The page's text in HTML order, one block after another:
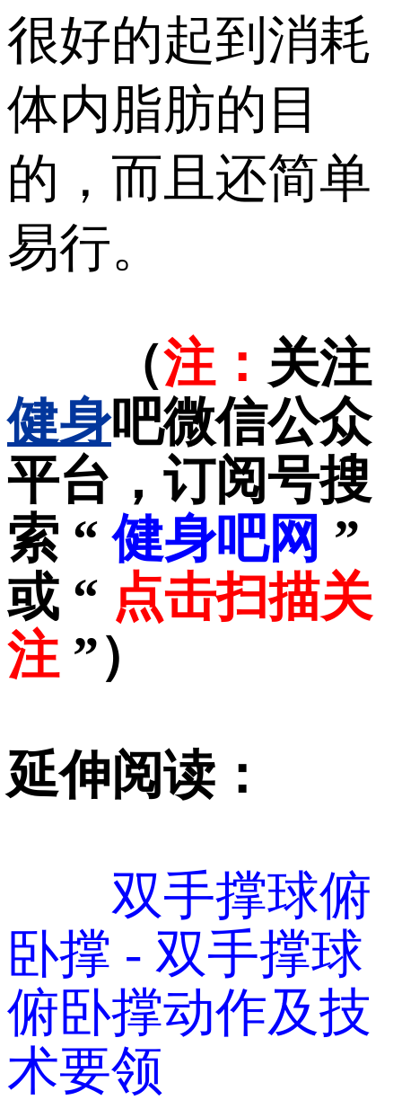
很好的起到消耗
体内脂肪的目
的，而且还简单
易行。
（注： 关注
健身吧微信公众
平台，订阅号搜
索 “健身吧网 ”
或 “ 点击扫描关
注 ”）
延伸阅读：
双手撑球俯
卧撑 - 双手撑球
俯卧撑动作及技
术要领